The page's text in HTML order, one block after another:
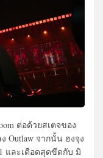
ต่อด้วยสเตจของ
Outlaw จากนั้น ฮงจุง
และเดือดสุดขีดกับ มิ